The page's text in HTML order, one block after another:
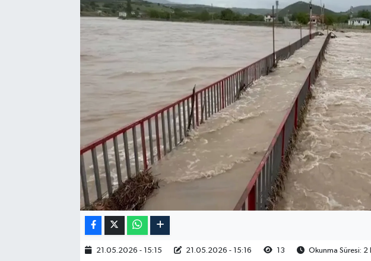
21.05.2026 - 15:15 21.05.2026 - 15:16 13 Okunma Süresi: 2